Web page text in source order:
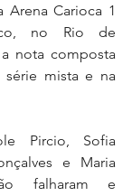
Arena Carioca 1
no Rio de
nota composta
série mista e na
Pircio, Sofia
e Maria
falharam e